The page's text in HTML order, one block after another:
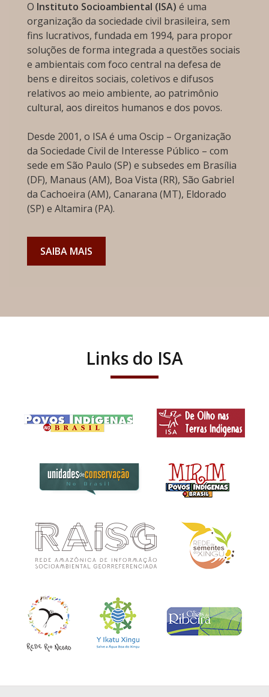
O Instituto Socioambiental (ISA) é uma
organização da sociedade civil brasileira, sem
fins lucrativos, fundada em 1994, para propor
soluções de forma integrada a questões sociais
e ambientais com foco central na defesa de
bens e direitos sociais, coletivos e difusos
relativos ao meio ambiente, ao patrimônio
cultural, aos direitos humanos e dos povos.
Desde 2001, o ISA é uma Oscip – Organização
da Sociedade Civil de Interesse Público – com
sede em São Paulo (SP) e subsedes em Brasília
(DF), Manaus (AM), Boa Vista (RR), São Gabriel
da Cachoeira (AM), Canarana (MT), Eldorado
(SP) e Altamira (PA).
SAIBA MAIS
Links do ISA